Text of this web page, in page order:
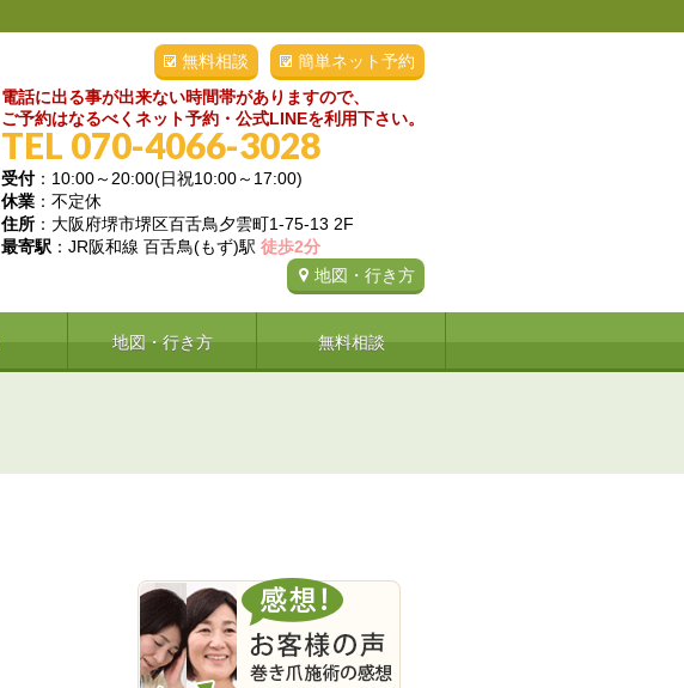
簡単ネット予約
無料相談
電話に出る事が出来ない時間帯がありますので、
ご予約はなるべくネット予約・公式LINEを利用下さい。
TEL 070-4066-3028
受付：10:00～20:00(日祝10:00～17:00)
休業 ：不定休
住所 ：大阪府堺市堺区百舌鳥夕雲町1-75-13 2F
最寄駅 ：JR阪和線 百舌鳥(もず)駅 徒歩2分
地図・行き方
地図・行き方 無料相談